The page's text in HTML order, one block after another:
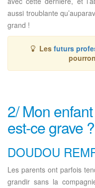
aussi troublante
grand !
Les futurs
2/ Mon
est-ce grave ?
DOUDOU
Les parents ont parfois
grandir sans la